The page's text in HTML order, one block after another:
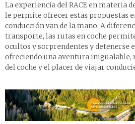
La experiencia del RACE en materia
le permite ofrecer estas propuestas
conducción van de la mano. A
transporte, las rutas en coche
ocultos y sorprendentes y detenerse
ofreciendo una aventura inigualable,
del coche y el placer de viajar